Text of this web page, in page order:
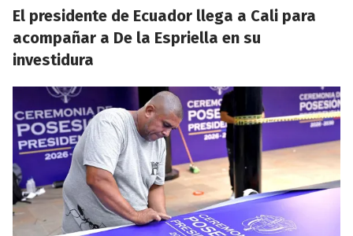
El presidente de Ecuador llega a Cali para
acompañar a De la Espriella en su
investidura